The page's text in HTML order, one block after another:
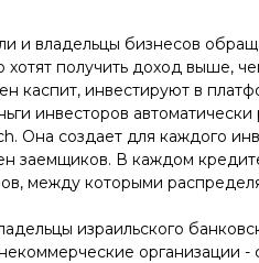
и владельцы бизнесов
хотят получить доход выше,
каспит, инвестируют в
инвесторов
Она создает для каждого
заемщиков. В каждом
между которыми
израильского
организации -